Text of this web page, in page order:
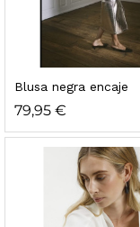
Blusa negra encaje
79,95 €